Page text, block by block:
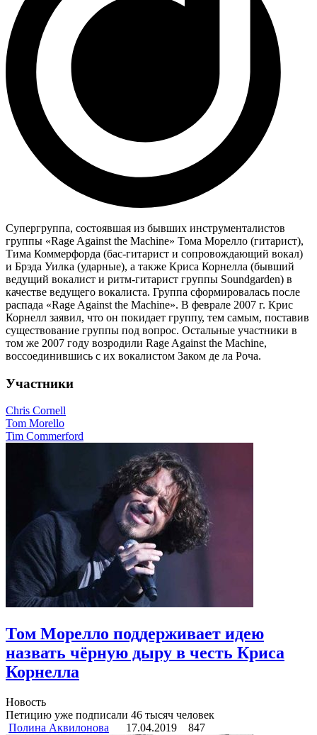
Супергруппа, состоявшая из бывших инструменталистов
группы «Rage Against the Machine» Тома Морелло (гитарист),
Тима Коммерфорда (бас-гитарист и сопровождающий вокал)
и Брэда Уилка (ударные), а также Криса Корнелла (бывший
ведущий вокалист и ритм-гитарист группы Soundgarden) в
качестве ведущего вокалиста. Группа сформировалась после
распада «Rage Against the Machine». В феврале 2007 г. Крис
Корнелл заявил, что он покидает группу, тем самым, поставив
существование группы под вопрос. Остальные участники в
том же 2007 году возродили Rage Against the Machine,
воссоединившись с их вокалистом Заком де ла Роча.
Участники
Chris Cornell
Tom Morello
Tim Commerford
Том Морелло поддерживает идею
назвать чёрную дыру в честь Криса
Корнелла
Новость
Петицию уже подписали 46 тысяч человек
Полина Аквилонова
17.04.2019 847